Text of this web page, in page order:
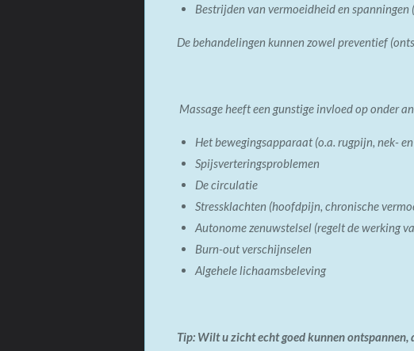
Bestrijden van vermoeidheid en spanningen
De behandelingen kunnen zowel preventief
Massage heeft een gunstige invloed op onder
Het bewegingsapparaat (o.a. rugpijn, nek-
Spijsverteringsproblemen
De circulatie
Stressklachten (hoofdpijn, chronische
Autonome zenuwstelsel (regelt de werking
Burn-out verschijnselen
Algehele lichaamsbeleving
Tip: Wilt u zicht echt goed kunnen ontspannen,